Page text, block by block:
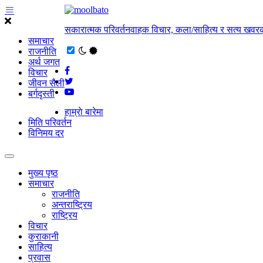
समाचार
राजनीति
अर्थ जगत
विचार
जीवन सैली
बर्गदृस्ती
सकारात्मक परिवर्तनवाहक विचार, कला/साहित्य र सत्य
हाम्राे बारेमा
मिति परिवर्तन
विनिमय दर
मुख्य पृष्ठ
समाचार
राजनीति
अन्तराष्ट्रिय
राष्ट्रिय
विचार
कुराकानी
साहित्य
प्रवास